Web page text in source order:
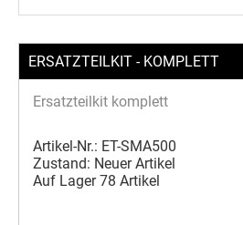
ERSATZTEILKIT - KOMPLETT
Ersatzteilkit komplett
Artikel-Nr.: ET-SMA500
Zustand: Neuer Artikel
Auf Lager 78 Artikel